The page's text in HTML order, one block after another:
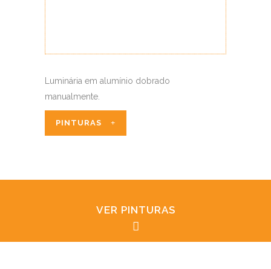
Luminária em alumínio dobrado
manualmente.
PINTURAS
VER PINTURAS